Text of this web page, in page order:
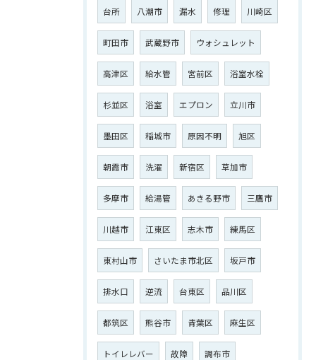
台所 八潮市 漏水 修理 川崎区
町田市 武蔵野市 ウォシュレット
高津区 給水管 宮前区 浴室水栓
杉並区 浴室 エプロン 立川市
墨田区 稲城市 原因不明 旭区
朝霞市 洗濯 新宿区 草加市
多摩市 給湯管 あきる野市 三鷹市
川越市 江東区 志木市 練馬区
東村山市 さいたま市北区 坂戸市
排水口 逆流 台東区 品川区
都筑区 熊谷市 青葉区 麻生区
トイレレバー 故障 調布市